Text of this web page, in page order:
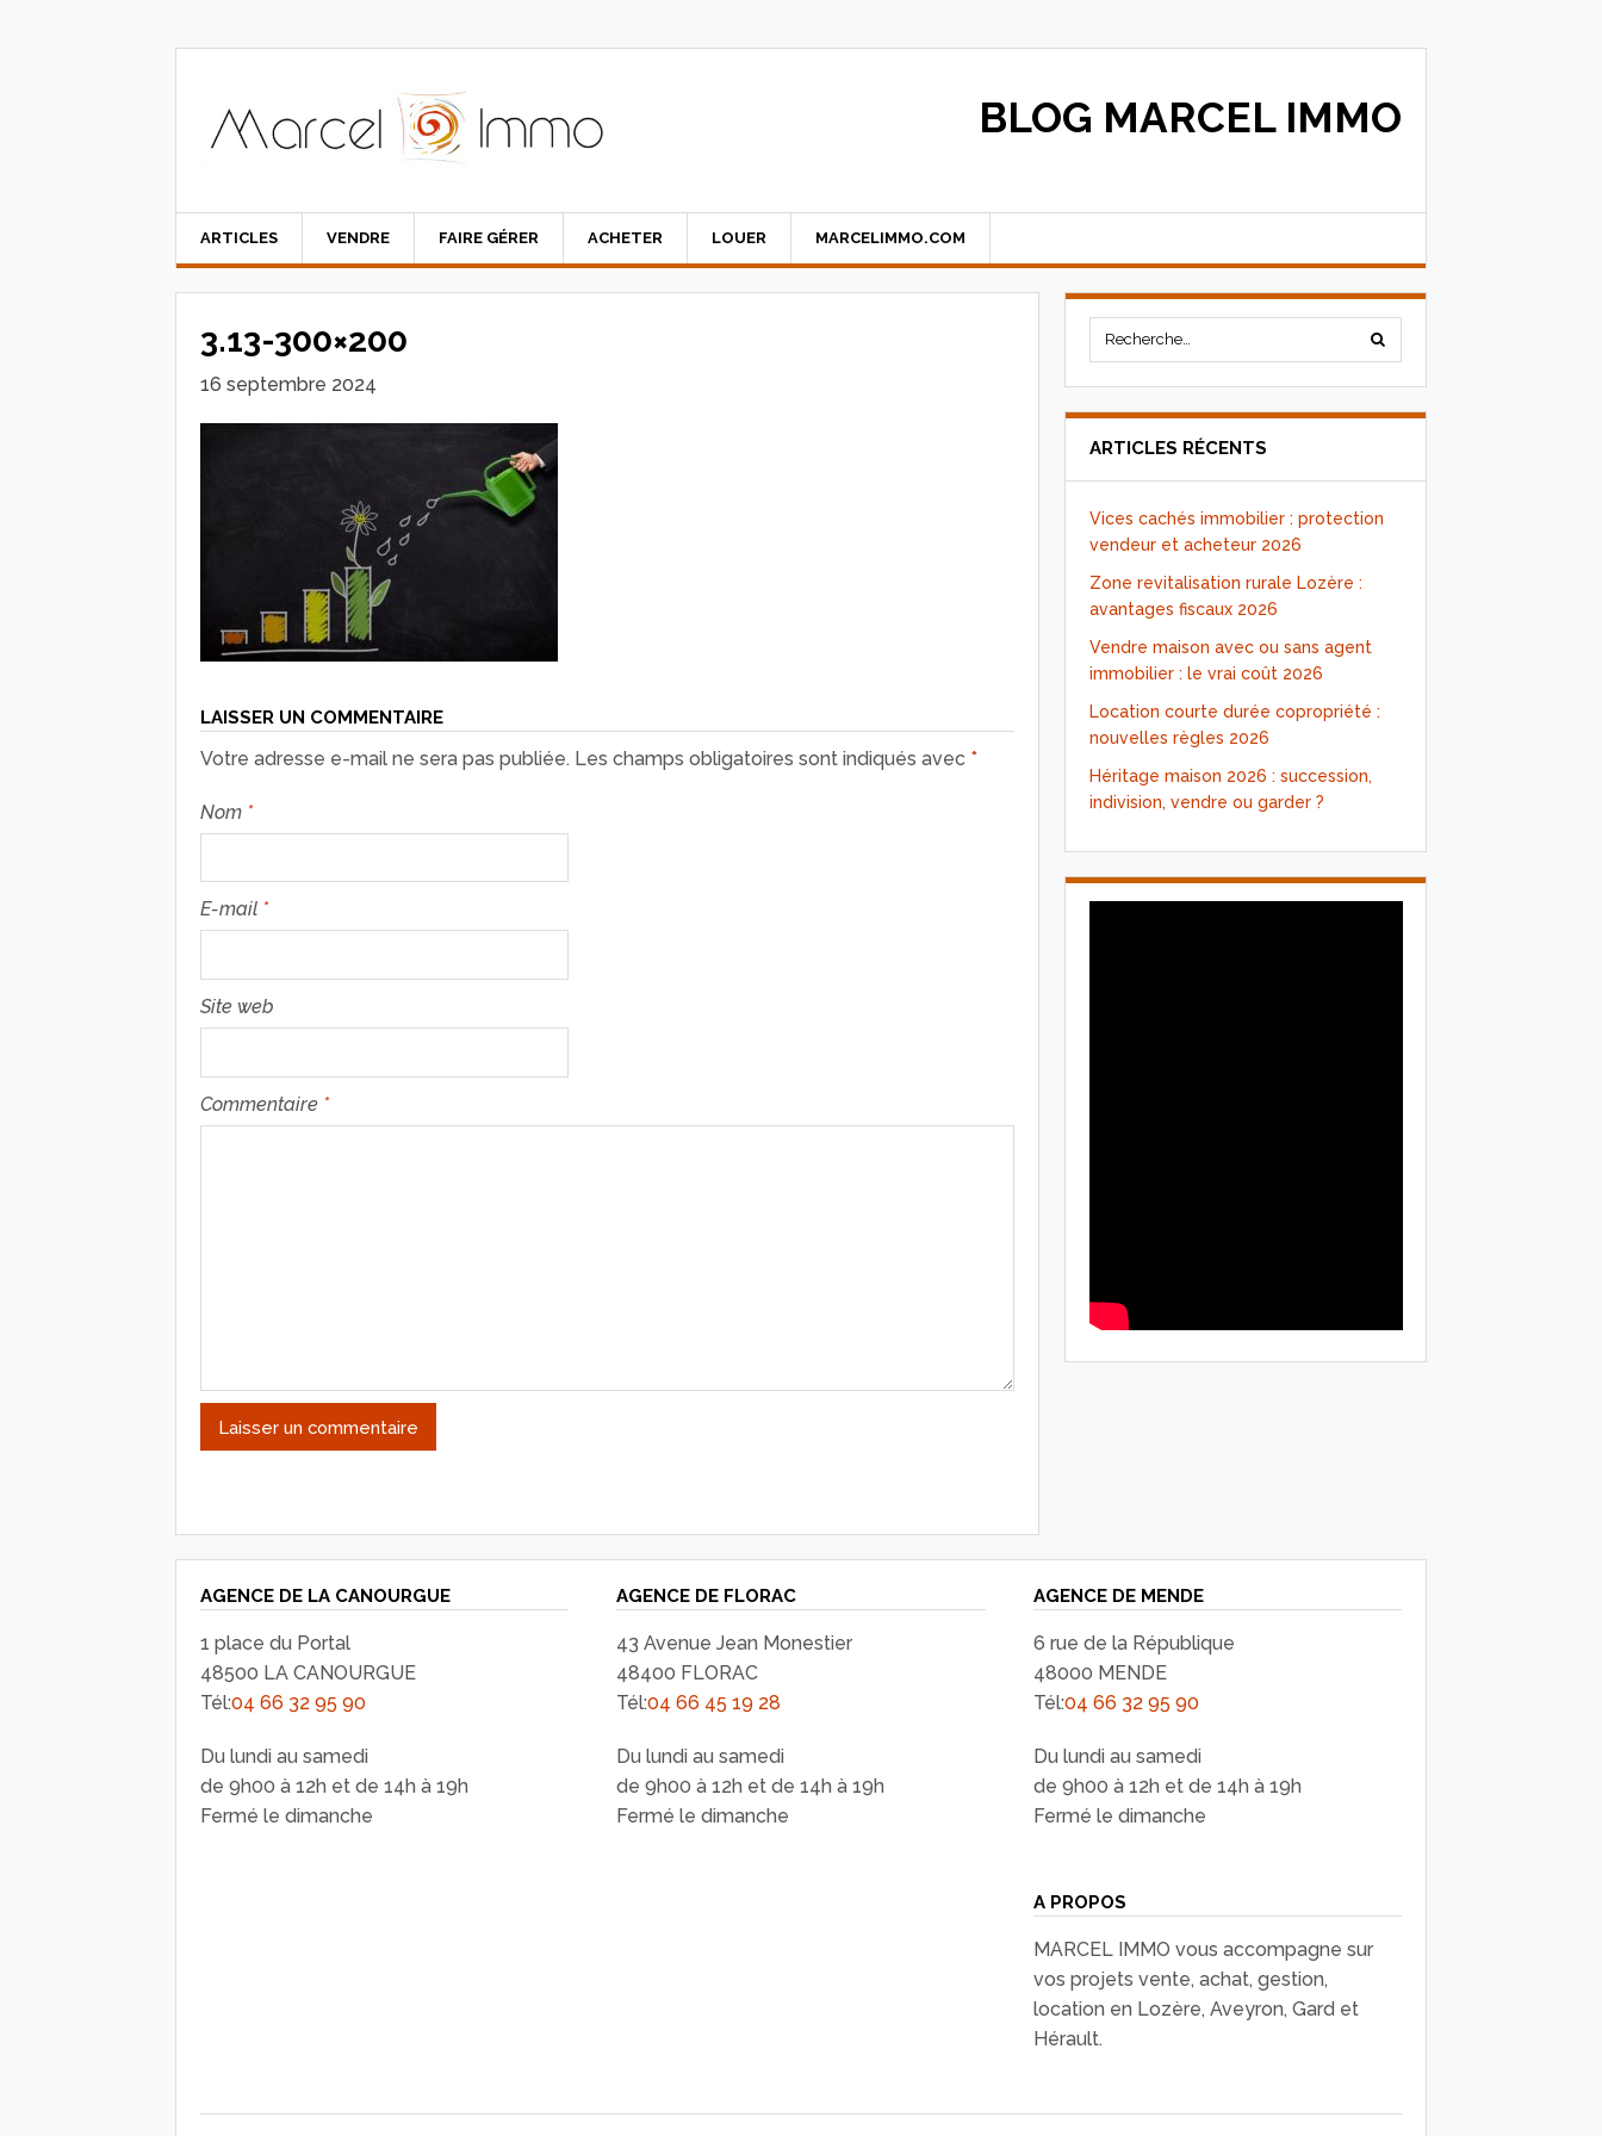
BLOG MARCEL IMMO
ARTICLES VENDRE FAIRE GÉRER ACHETER LOUER MARCELIMMO.COM
3.13-300×200
16 septembre 2024
LAISSER UN COMMENTAIRE
Votre adresse e-mail ne sera pas publiée. Les champs obligatoires sont indiqués avec *
Nom *
E-mail *
Site web
Commentaire *
ARTICLES RÉCENTS
Vices cachés immobilier : protection
vendeur et acheteur 2026
Zone revitalisation rurale Lozère :
avantages fiscaux 2026
Vendre maison avec ou sans agent
immobilier : le vrai coût 2026
Location courte durée copropriété :
nouvelles règles 2026
Héritage maison 2026 : succession,
indivision, vendre ou garder ?
AGENCE DE LA CANOURGUE
1 place du Portal
48500 LA CANOURGUE
Tél:04 66 32 95 90
Du lundi au samedi
de 9h00 à 12h et de 14h à 19h
Fermé le dimanche
AGENCE DE FLORAC
43 Avenue Jean Monestier
48400 FLORAC
Tél:04 66 45 19 28
Du lundi au samedi
de 9h00 à 12h et de 14h à 19h
Fermé le dimanche
AGENCE DE MENDE
6 rue de la République
48000 MENDE
Tél:04 66 32 95 90
Du lundi au samedi
de 9h00 à 12h et de 14h à 19h
Fermé le dimanche
A PROPOS
MARCEL IMMO vous accompagne sur
vos projets vente, achat, gestion,
location en Lozère, Aveyron, Gard et
Hérault.